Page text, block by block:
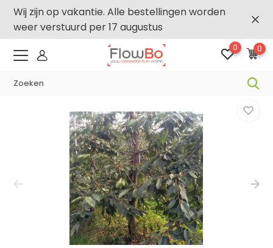
Wij zijn op vakantie. Alle bestellingen worden
weer verstuurd per 17 augustus
0 0